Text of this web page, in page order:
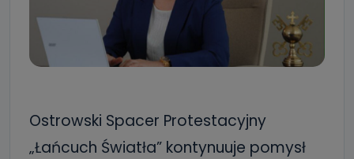
Ostrowski Spacer Protestacyjny
„Łańcuch Światła” kontynuuje pomysł